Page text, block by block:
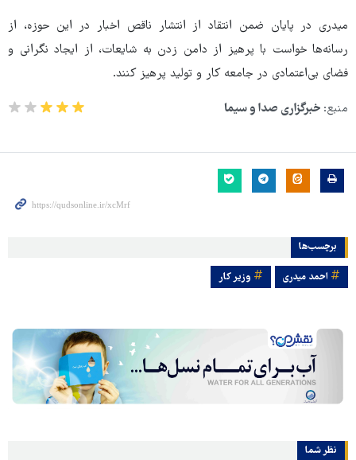
میدری در پایان ضمن انتقاد از انتشار ناقص اخبار در این حوزه، از
رسانه‌ها خواست با پرهیز از دامن زدن به شایعات، از ایجاد نگرانی و
فضای بی‌اعتمادی در جامعه کار و تولید پرهیز کنند.
منبع: خبرگزاری صدا و سیما
برچسب‌ها
احمد میدری وزیر کار
نظر شما